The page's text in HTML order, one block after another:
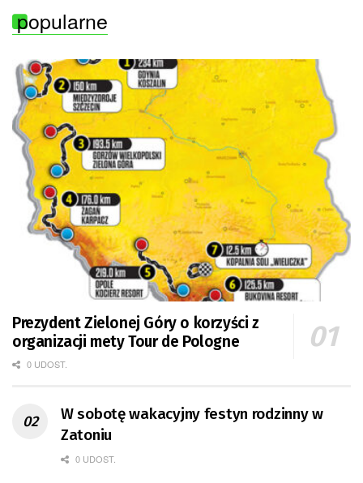
popularne
Prezydent Zielonej Góry o korzyści z
organizacji mety Tour de Pologne
0 UDOST.
W sobotę wakacyjny festyn rodzinny w
Zatoniu
0 UDOST.